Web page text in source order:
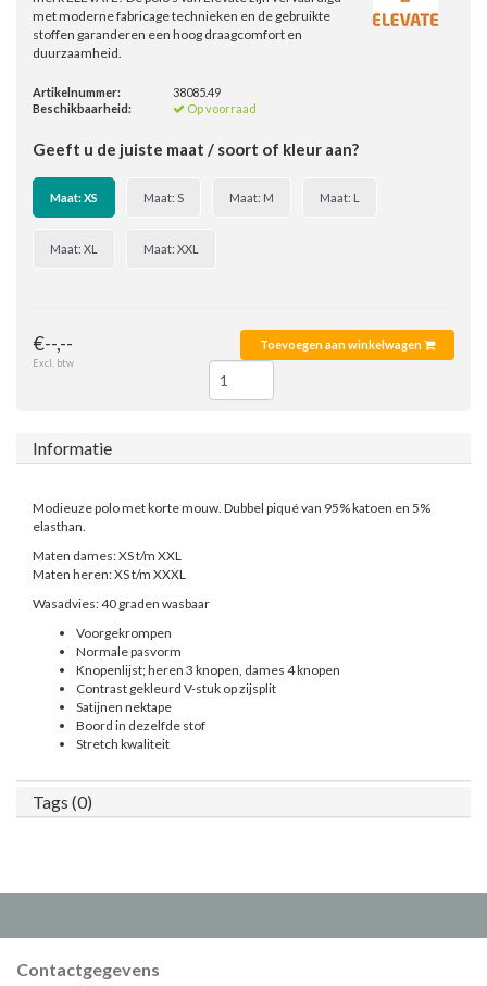
met moderne fabricage technieken en de gebruikte
stoffen garanderen een hoog draagcomfort en
duurzaamheid.
Artikelnummer:
38085.49
Beschikbaarheid:
Op voorraad
Geeft u de juiste maat / soort of kleur aan?
Maat: XS Maat: S Maat: M Maat: L
Maat: XL Maat: XXL
€--,--
Excl. btw
Toevoegen aan winkelwagen
Informatie
Modieuze polo met korte mouw. Dubbel piqué van 95% katoen en 5%
elasthan.
Maten dames: XS t/m XXL
Maten heren: XS t/m XXXL
Wasadvies: 40 graden wasbaar
Voorgekrompen
Normale pasvorm
Knopenlijst; heren 3 knopen, dames 4 knopen
Contrast gekleurd V-stuk op zijsplit
Satijnen nektape
Boord in dezelfde stof
Stretch kwaliteit
Tags (0)
Contactgegevens